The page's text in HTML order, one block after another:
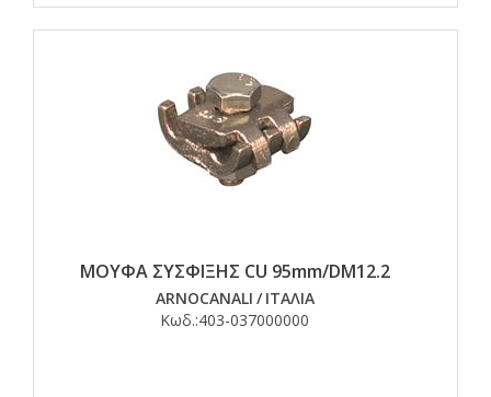
ΜΟΥΦΑ ΣΥΣΦΙΞΗΣ CU 95mm/DM12.2
ARNOCANALI / ΙΤΑΛΙΑ
Κωδ.:403-037000000